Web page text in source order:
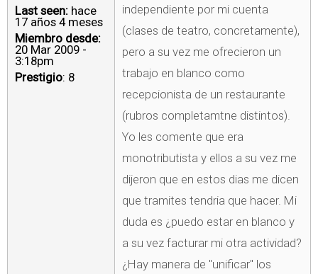
Last seen: hace
17 años 4 meses
Miembro desde:
20 Mar 2009 -
3:18pm
Prestigio: 8
independiente por mi cuenta
(clases de teatro, concretamente),
pero a su vez me ofrecieron un
trabajo en blanco como
recepcionista de un restaurante
(rubros completamtne distintos).
Yo les comente que era
monotributista y ellos a su vez me
dijeron que en estos dias me dicen
que tramites tendria que hacer. Mi
duda es ¿puedo estar en blanco y
a su vez facturar mi otra actividad?
¿Hay manera de "unificar" los